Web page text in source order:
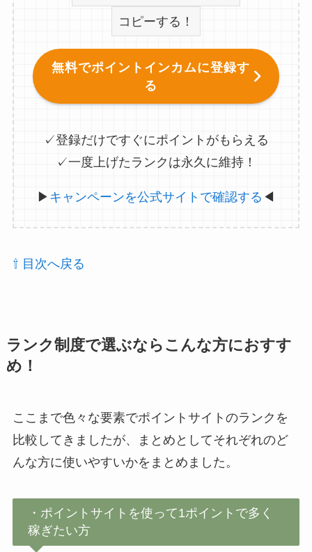
コピーする！
無料でポイントインカムに登録す
る
✓登録だけですぐにポイントがもらえる
✓一度上げたランクは永久に維持！
▶ キャンペーンを公式サイトで確認する ◀
⇧ 目次へ戻る
ランク制度で選ぶならこんな方におすす
め！
ここまで色々な要素でポイントサイトのランクを
比較してきましたが、まとめとしてそれぞれのど
んな方に使いやすいかをまとめました。
・ポイントサイトを使って1ポイントで多く
稼ぎたい方